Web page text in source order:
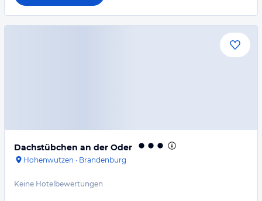
Dachstübchen an der Oder
Hohenwutzen · Brandenburg
Keine Hotelbewertungen